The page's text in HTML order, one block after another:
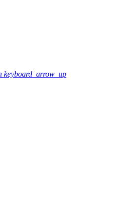
keyboard_arrow_up